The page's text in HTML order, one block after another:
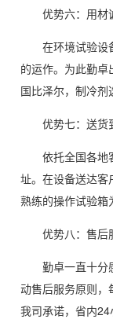
优势六：用材
在环境试验设备
的运作。为此勤
国比泽尔，制冷剂
优势七：送货
依托全国各地客
址。在设备送达客
熟练的操作试验箱
优势八：售后
勤卓一直十分感
动售后服务原则，
我司承诺，省内24